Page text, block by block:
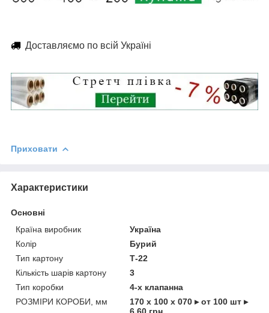
Доставляємо по всій Україні
Приховати
Характеристики
Основні
Країна виробник
Україна
Колір
Бурий
Тип картону
Т-22
Кількість шарів картону
3
Тип коробки
4-х клапанна
РОЗМІРИ КОРОБИ, мм
170 х 100 х 070 ▸ от 100 шт ▸